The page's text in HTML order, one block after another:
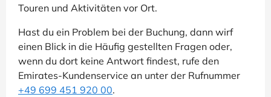
Touren und Aktivitäten vor Ort.
Hast du ein Problem bei der Buchung, dann wirf
einen Blick in die Häufig gestellten Fragen oder,
wenn du dort keine Antwort findest, rufe den
Emirates-Kundenservice an unter der Rufnummer
+49 699 451 920 00.